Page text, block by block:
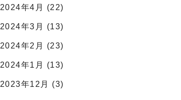
2024年4月 (22)
2024年3月 (13)
2024年2月 (23)
2024年1月 (13)
2023年12月 (3)